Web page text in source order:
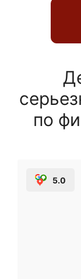
по
5.0